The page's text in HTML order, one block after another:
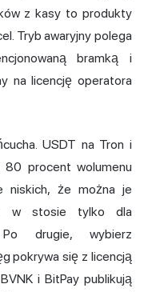
z kasy to produkty
Tryb awaryjny polega
bramką i
na licencję operatora
USDT na Tron i
80 procent wolumenu
niskich, że można je
w stosie tylko dla
Po drugie, wybierz
pokrywa się z licencją
i BitPay publikują